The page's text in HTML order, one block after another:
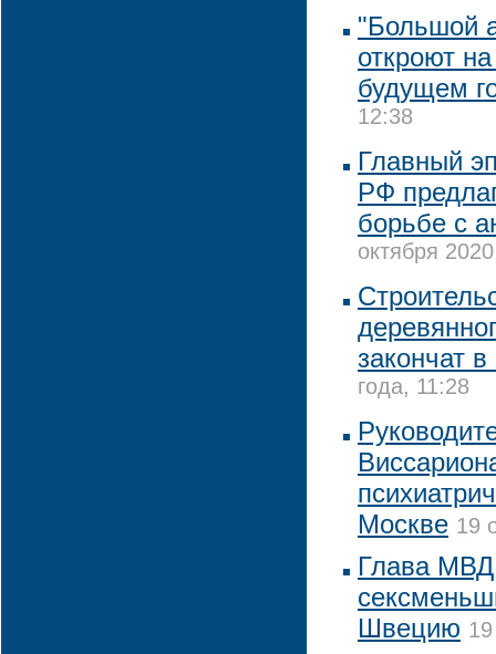
"Большой
откроют
будущем
12:38
Главный
РФ
борьбе с
октября
закончат в
года, 11:28
Москве 19
Глава МВД
Швецию